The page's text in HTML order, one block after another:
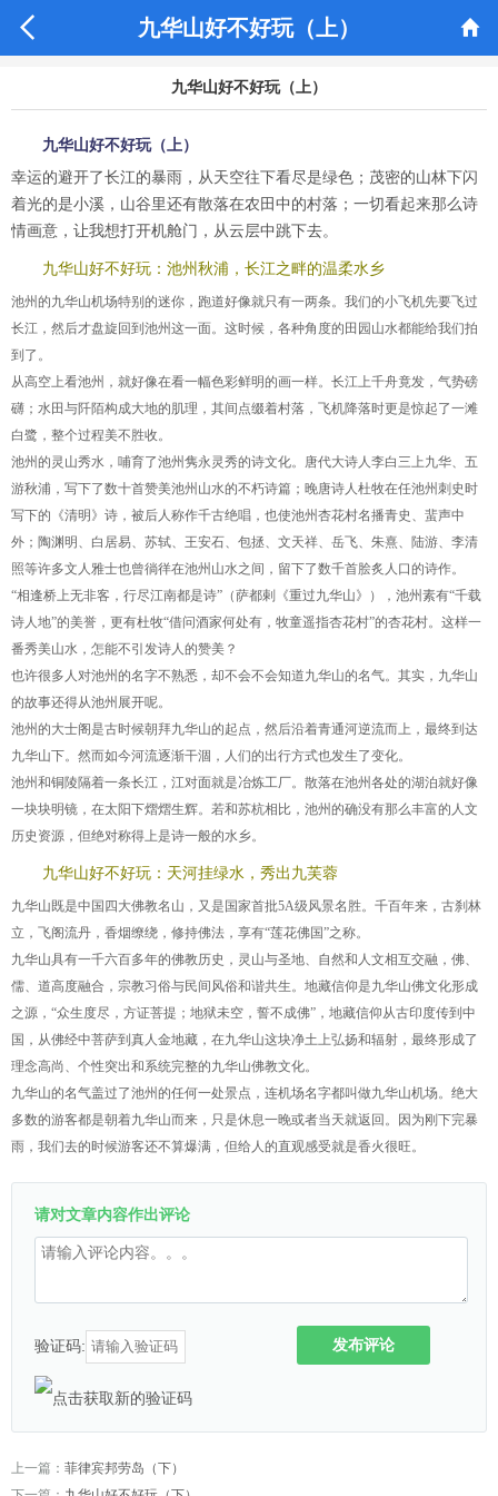
 九华山好不好玩（上） 
九华山好不好玩（上）
九华山好不好玩（上）
幸运的避开了长江的暴雨，从天空往下看尽是绿色；茂密的山林下闪
着光的是小溪，山谷里还有散落在农田中的村落；一切看起来那么诗
情画意，让我想打开机舱门，从云层中跳下去。
九华山好不好玩：池州秋浦，长江之畔的温柔水乡
池州的九华山机场特别的迷你，跑道好像就只有一两条。我们的小飞机先要飞过
长江，然后才盘旋回到池州这一面。这时候，各种角度的田园山水都能给我们拍
到了。
从高空上看池州，就好像在看一幅色彩鲜明的画一样。长江上千舟竟发，气势磅
礴；水田与阡陌构成大地的肌理，其间点缀着村落，飞机降落时更是惊起了一滩
白鹭，整个过程美不胜收。
池州的灵山秀水，哺育了池州隽永灵秀的诗文化。唐代大诗人李白三上九华、五
游秋浦，写下了数十首赞美池州山水的不朽诗篇；晚唐诗人杜牧在任池州刺史时
写下的《清明》诗，被后人称作千古绝唱，也使池州杏花村名播青史、蜚声中
外；陶渊明、白居易、苏轼、王安石、包拯、文天祥、岳飞、朱熹、陆游、李清
照等许多文人雅士也曾徜徉在池州山水之间，留下了数千首脍炙人口的诗作。
“相逢桥上无非客，行尽江南都是诗”（萨都剌《重过九华山》），池州素有“千载
诗人地”的美誉，更有杜牧“借问酒家何处有，牧童遥指杏花村”的杏花村。这样一
番秀美山水，怎能不引发诗人的赞美？
也许很多人对池州的名字不熟悉，却不会不会知道九华山的名气。其实，九华山
的故事还得从池州展开呢。
池州的大士阁是古时候朝拜九华山的起点，然后沿着青通河逆流而上，最终到达
九华山下。然而如今河流逐渐干涸，人们的出行方式也发生了变化。
池州和铜陵隔着一条长江，江对面就是冶炼工厂。散落在池州各处的湖泊就好像
一块块明镜，在太阳下熠熠生辉。若和苏杭相比，池州的确没有那么丰富的人文
历史资源，但绝对称得上是诗一般的水乡。
九华山好不好玩：天河挂绿水，秀出九芙蓉
九华山既是中国四大佛教名山，又是国家首批5A级风景名胜。千百年来，古刹林
立，飞阁流丹，香烟缭绕，修持佛法，享有“莲花佛国”之称。
九华山具有一千六百多年的佛教历史，灵山与圣地、自然和人文相互交融，佛、
儒、道高度融合，宗教习俗与民间风俗和谐共生。地藏信仰是九华山佛文化形成
之源，“众生度尽，方证菩提；地狱未空，誓不成佛”，地藏信仰从古印度传到中
国，从佛经中菩萨到真人金地藏，在九华山这块净土上弘扬和辐射，最终形成了
理念高尚、个性突出和系统完整的九华山佛教文化。
九华山的名气盖过了池州的任何一处景点，连机场名字都叫做九华山机场。绝大
多数的游客都是朝着九华山而来，只是休息一晚或者当天就返回。因为刚下完暴
雨，我们去的时候游客还不算爆满，但给人的直观感受就是香火很旺。
请对文章内容作出评论
验证码: 发布评论
上一篇： 菲律宾邦劳岛（下）